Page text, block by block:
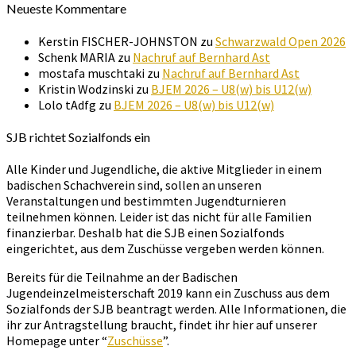
Neueste Kommentare
Kerstin FISCHER-JOHNSTON zu Schwarzwald Open 2026
Schenk MARIA zu Nachruf auf Bernhard Ast
mostafa muschtaki zu Nachruf auf Bernhard Ast
Kristin Wodzinski zu BJEM 2026 – U8(w) bis U12(w)
Lolo tAdfg zu BJEM 2026 – U8(w) bis U12(w)
SJB richtet Sozialfonds ein
Alle Kinder und Jugendliche, die aktive Mitglieder in einem
badischen Schachverein sind, sollen an unseren
Veranstaltungen und bestimmten Jugendturnieren
teilnehmen können. Leider ist das nicht für alle Familien
finanzierbar. Deshalb hat die SJB einen Sozialfonds
eingerichtet, aus dem Zuschüsse vergeben werden können.
Bereits für die Teilnahme an der Badischen
Jugendeinzelmeisterschaft 2019 kann ein Zuschuss aus dem
Sozialfonds der SJB beantragt werden. Alle Informationen, die
ihr zur Antragstellung braucht, findet ihr hier auf unserer
Homepage unter “Zuschüsse”.